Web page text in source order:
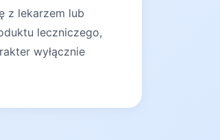
z lekarzem lub
leczniczego,
wyłącznie